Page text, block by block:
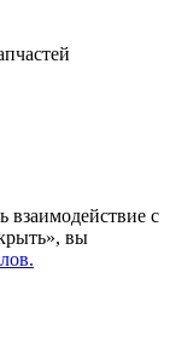
взаимодействие с
вы